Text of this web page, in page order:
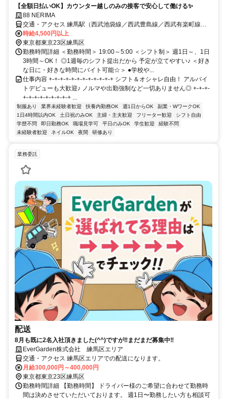
【全額日払いOK】カウンター越しのみの接客で安心して働ける✨
88 NERIMA
交通・アクセス 練馬駅（西武池袋線／西武豊島線／西武有楽町線・
都営大江戸線） 徒歩1分
時給4,500円以上
東京都東京23区練馬区
勤務時間詳細 ＜勤務時間＞ 19:00～5:00 ＜シフト制＞ 週1日～、1日
3時間～OK！ ◎1週毎のシフト提出だから 予定が立てやすい♪ ＜好き
な日に・好きな時間にバイト可能☆＞ ●学校や...
仕事内容 +-+-+-+-+-+-+-+-+-+-+-+ シフト＆オシャレ自由！ アルバイ
トデビューも大歓迎♪ ノルマや出勤強制など一切ありません◎ +-+-+-
+-+-+-+-+-+-+-+-+ ...
制服あり 業界未経験者歓迎 扶養内勤務OK 週1日からOK
副業・WワークOK
1日4時間以内OK
土日祝のみOK 主婦・主夫歓迎 フリーター歓迎
シフト自由
学歴不問
即日勤務OK 職場見学可 平日のみOK 学生歓迎
経験不問
未経験者歓迎
ネイルOK 夜間 研修あり
業務委託
配送
8月も既に2名入社頂きました(^^)ですが‼まだまだ募集中‼
EverGarden株式会社 練馬区エリア
交通・アクセス 練馬区エリアでの配送になります。
月給300,000円～400,000円
東京都東京23区練馬区
勤務時間詳細 【勤務時間】 ドライバー様のご希望に合わせて勤務時
間は決めさせていただいております。 週1日〜勤務したい方も相談可